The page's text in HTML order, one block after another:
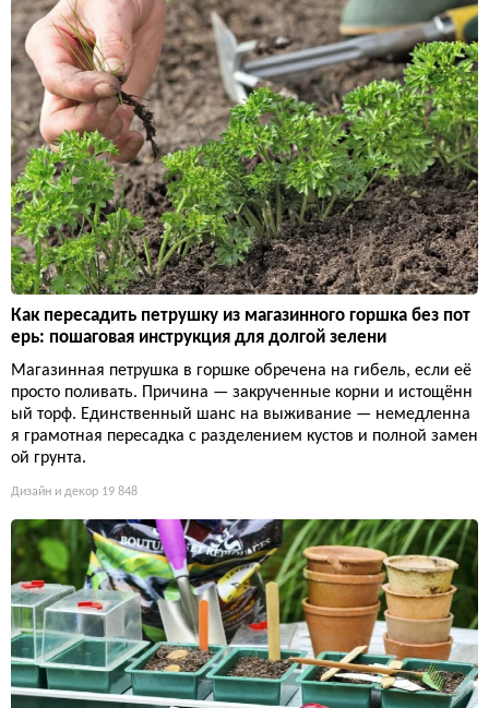
Как пересадить петрушку из магазинного горшка без пот
ерь: пошаговая инструкция для долгой зелени
Магазинная петрушка в горшке обречена на гибель, если её
просто поливать. Причина — закрученные корни и истощённ
ый торф. Единственный шанс на выживание — немедленна
я грамотная пересадка с разделением кустов и полной замен
ой грунта.
Дизайн и декор 19 848